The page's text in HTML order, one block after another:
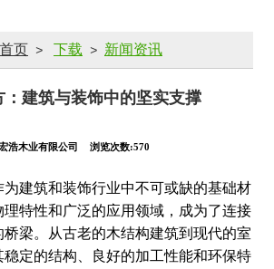
首页 > 下载 > 新闻资讯
：建筑与装饰中的坚实支撑
浩木业有限公司 浏览次数:570
为建筑和装饰行业中不可或缺的基础材
特性和广泛的应用领域，成为了连接
桥梁。从古老的木结构建筑到现代的室
稳定的结构、良好的加工性能和环保特